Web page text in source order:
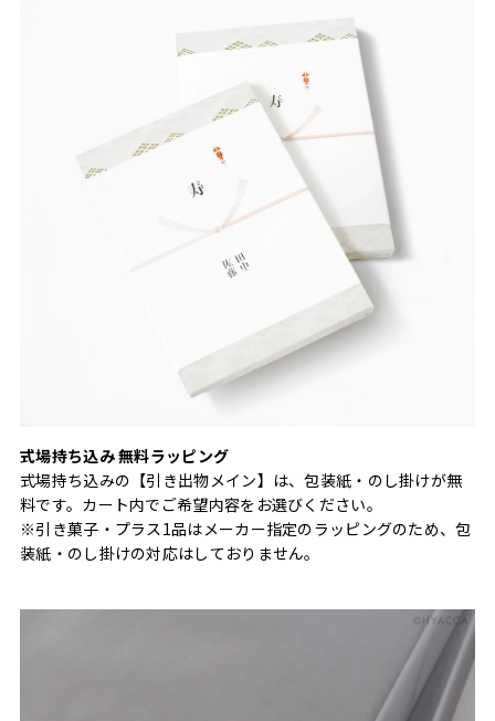
式場持ち込み 無料ラッピング
式場持ち込みの【引き出物メイン】は、包装紙・のし掛けが無
料です。カート内でご希望内容をお選びください。
※引き菓子・プラス1品はメーカー指定のラッピングのため、包
装紙・のし掛けの対応はしておりません。